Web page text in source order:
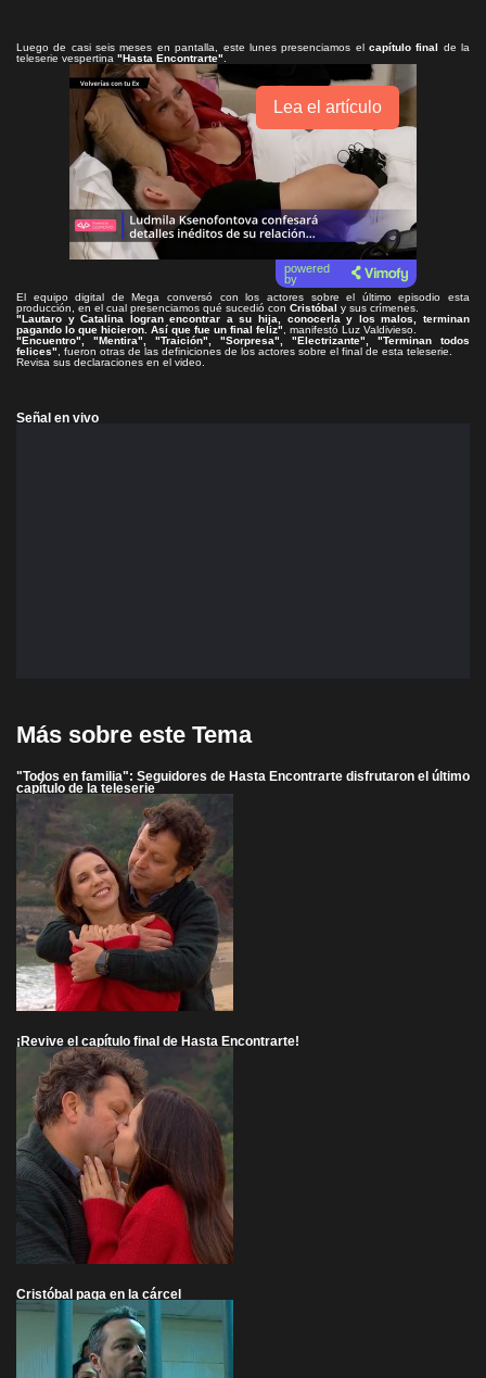
Luego de casi seis meses en pantalla, este lunes presenciamos el capítulo final de la
teleserie vespertina "Hasta Encontrarte"
Lea el artículo
powered
by
El equipo digital de Mega conversó con los actores sobre el último episodio esta
producción, en el cual presenciamos qué sucedió con Cristóbal y sus crímenes.
"Lautaro y Catalina logran encontrar a su hija, conocerla y los malos, terminan
pagando lo que hicieron. Así que fue un final feliz" , manifestó Luz Valdivieso.
"Encuentro", "Mentira", "Traición", "Sorpresa", "Electrizante", "Terminan todos
felices" , fueron otras de las definiciones de los actores sobre el final de esta teleserie.
Revisa sus declaraciones en el video.
Señal en vivo
Más sobre este Tema
"Todos en familia": Seguidores de Hasta Encontrarte disfrutaron el último
capítulo de la teleserie
¡Revive el capítulo final de Hasta Encontrarte!
Cristóbal paga en la cárcel